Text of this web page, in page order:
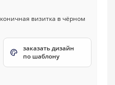
заказать дизайн
по шаблону